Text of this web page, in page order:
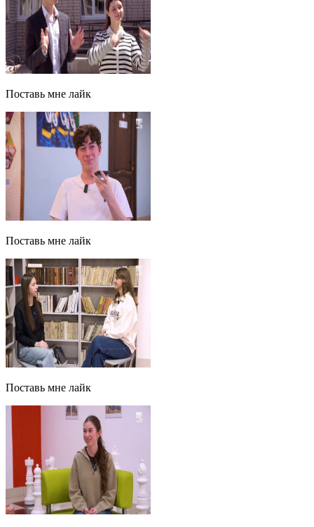
Поставь мне лайк
Поставь мне лайк
Поставь мне лайк